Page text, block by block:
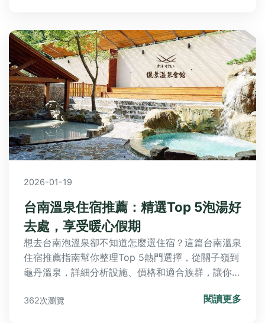
2026-01-19
台南溫泉住宿推薦：精選Top 5泡湯好
去處，享受暖心假期
想去台南泡溫泉卻不知道怎麼選住宿？這篇台南溫泉
住宿推薦指南幫你整理Top 5熱門選擇，從關子嶺到
龜丹溫泉，詳細分析設施、價格和適合族群，讓你輕
362次瀏覽 閱讀更多